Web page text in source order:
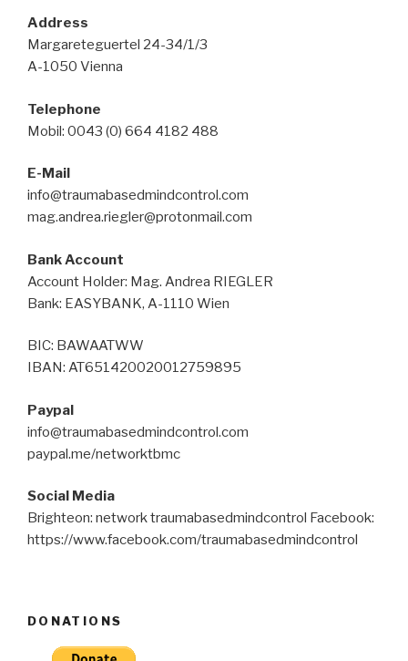
Address
Margareteguertel 24-34/1/3
A-1050 Vienna
Telephone
Mobil: 0043 (0) 664 4182 488
E-Mail
info@traumabasedmindcontrol.com
mag.andrea.riegler@protonmail.com
Bank Account
Account Holder: Mag. Andrea RIEGLER
Bank: EASYBANK, A-1110 Wien
BIC: BAWAATWW
IBAN: AT651420020012759895
Paypal
info@traumabasedmindcontrol.com
paypal.me/networktbmc
Social Media
Brighteon: network traumabasedmindcontrol Facebook:
https://www.facebook.com/traumabasedmindcontrol
DONATIONS